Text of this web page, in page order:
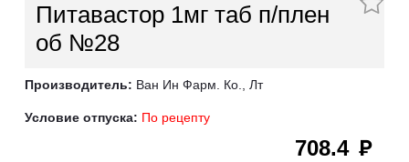
Питавастор 1мг таб п/плен
об №28
Производитель: Ван Ин Фарм. Ко., Лт
Условие отпуска: По рецепту
708.4 руб